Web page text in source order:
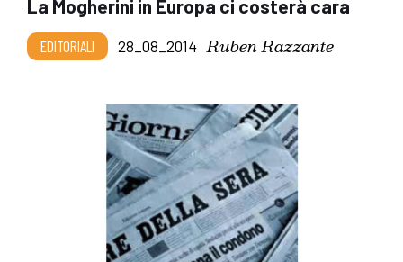
La Mogherini in Europa ci costerà cara
EDITORIALI 28_08_2014 Ruben Razzante